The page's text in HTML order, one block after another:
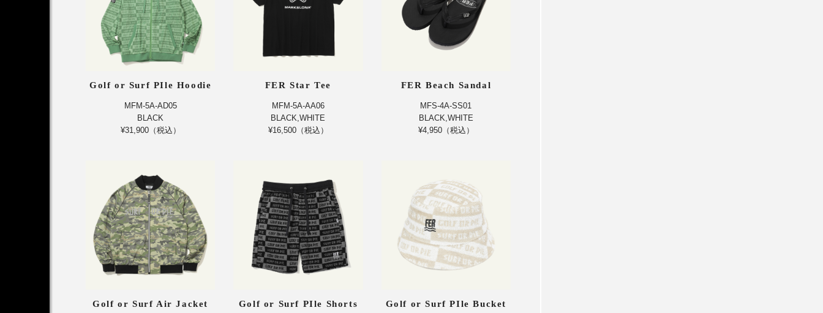
Golf or Surf PIle Hoodie
MFM-5A-AD05
BLACK
¥31,900（税込）
FER Star Tee
MFM-5A-AA06
BLACK,WHITE
¥16,500（税込）
FER Beach Sandal
MFS-4A-SS01
BLACK,WHITE
¥4,950（税込）
Golf or Surf Air Jacket Golf or Surf PIle Shorts
Golf or Surf PIle Bucket